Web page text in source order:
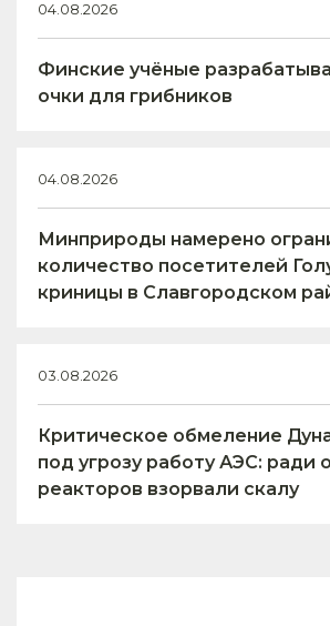
04.08.2026
Финские учёные
очки для грибников
04.08.2026
Минприроды намерено
количество посетителей
криницы в Славгородском
03.08.2026
Критическое обмеление
под угрозу работу АЭС: ради
реакторов взорвали скалу